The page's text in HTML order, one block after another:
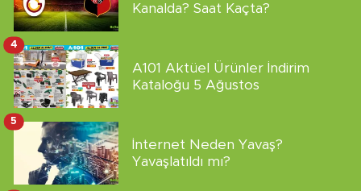
Kanalda? Saat Kaçta?
A101 Aktüel Ürünler İndirim
Kataloğu 5 Ağustos
4
İnternet Neden Yavaş?
Yavaşlatıldı mı?
5